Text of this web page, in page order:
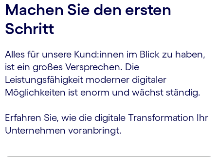
Machen Sie den ersten
Schritt
Alles für unsere Kund:innen im Blick zu haben,
ist ein großes Versprechen. Die
Leistungsfähigkeit moderner digitaler
Möglichkeiten ist enorm und wächst ständig.
Erfahren Sie, wie die digitale Transformation Ihr
Unternehmen voranbringt.